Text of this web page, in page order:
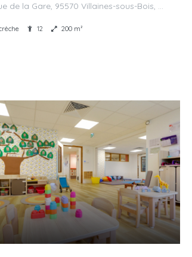
48 Rue de la Gare, 95570 Villaines-sous-Bois, France
12 200 m²